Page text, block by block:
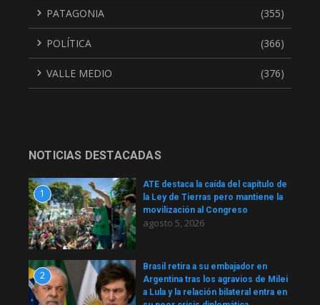
PATAGONIA (355)
POLÍTICA (366)
VALLE MEDIO (376)
NOTICIAS DESTACADAS
1
ATE destaca la caída del capítulo de
la Ley de Tierras pero mantiene la
movilización al Congreso
agosto 5, 2026
2
Brasil retira a su embajador en
Argentina tras los agravios de Milei
a Lula y la relación bilateral entra en